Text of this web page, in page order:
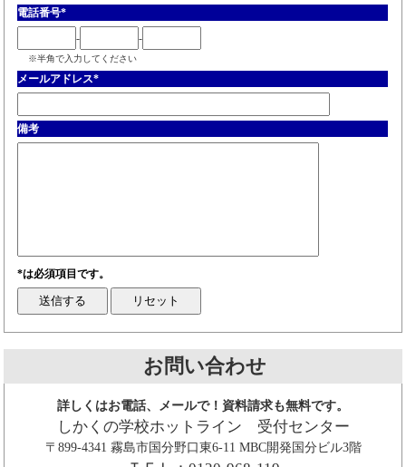
電話番号*
-
-
※半角で入力してください
メールアドレス*
備考
*は必須項目です。
お問い合わせ
詳しくはお電話、メールで！資料請求も無料です。
しかくの学校ホットライン 受付センター
〒899-4341 霧島市国分野口東6-11 MBC開発国分ビル3階